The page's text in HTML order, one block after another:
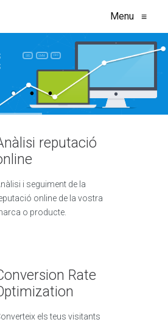
Menu ≡
SEO SMM CRO
reputació
i seguiment de la
online de la vostra
o producte.
Rate
els teus visitants